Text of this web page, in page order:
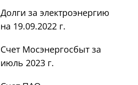
Долги за электроэнергию
на 19.09.2022 г.
Счет Мосэнергосбыт за
июль 2023 г.